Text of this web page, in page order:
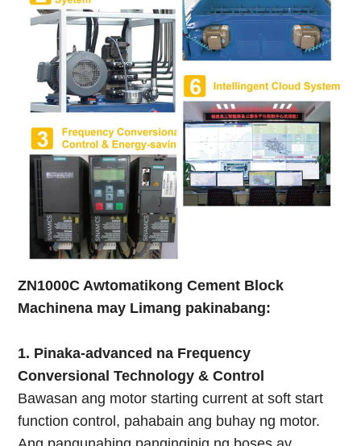
ZN1000C Awtomatikong Cement Block
Machinena may Limang pakinabang:
1. Pinaka-advanced na Frequency
Conversional Technology & Control
Bawasan ang motor starting current at soft start
function control, pahabain ang buhay ng motor.